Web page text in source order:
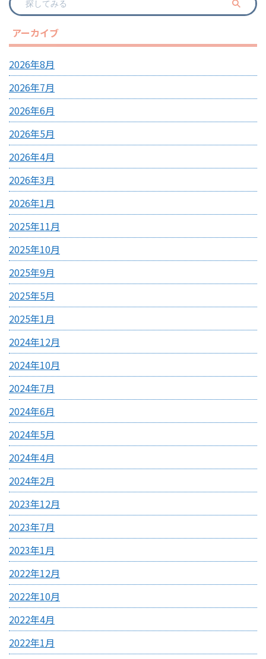
アーカイブ
2026年8月
2026年7月
2026年6月
2026年5月
2026年4月
2026年3月
2026年1月
2025年11月
2025年10月
2025年9月
2025年5月
2025年1月
2024年12月
2024年10月
2024年7月
2024年6月
2024年5月
2024年4月
2024年2月
2023年12月
2023年7月
2023年1月
2022年12月
2022年10月
2022年4月
2022年1月